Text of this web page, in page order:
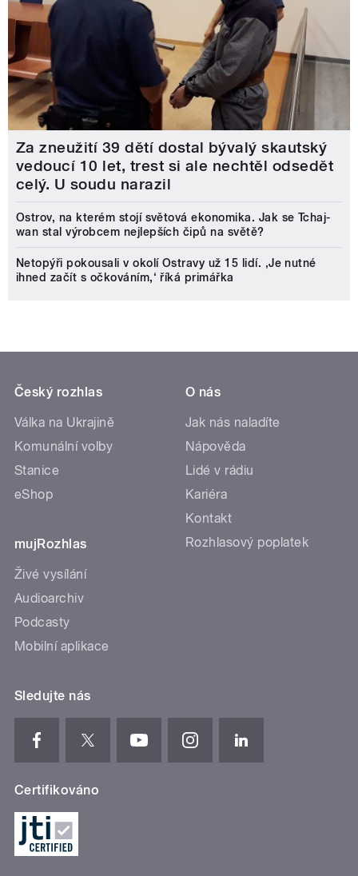
Za zneužití 39 dětí dostal bývalý skautský
vedoucí 10 let, trest si ale nechtěl odsedět
celý. U soudu narazil
Ostrov, na kterém stojí světová ekonomika. Jak se Tchaj-
wan stal výrobcem nejlepších čipů na světě?
Netopýři pokousali v okolí Ostravy už 15 lidí. ‚Je nutné
ihned začít s očkováním,‘ říká primářka
Český rozhlas
Válka na Ukrajině
Komunální volby
Stanice
eShop
mujRozhlas
Živé vysílání
Audioarchiv
Podcasty
Mobilní aplikace
O nás
Jak nás naladíte
Nápověda
Lidé v rádiu
Kariéra
Kontakt
Rozhlasový poplatek
Sledujte nás
Certifikováno